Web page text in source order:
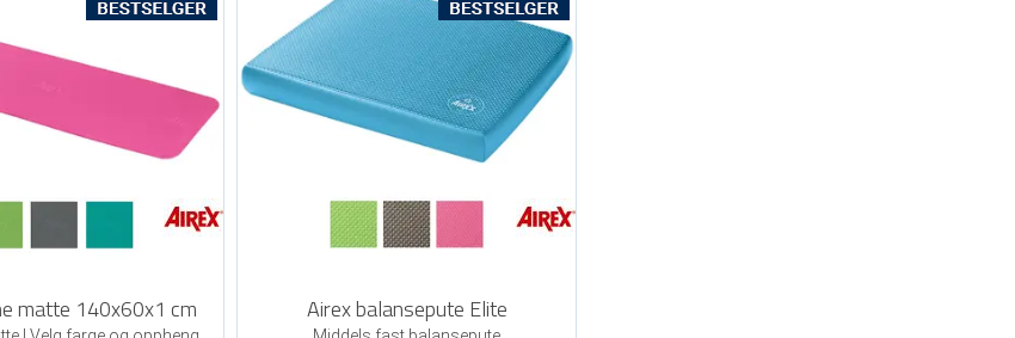
matte 140x60x1 cm Airex balansepute Elite